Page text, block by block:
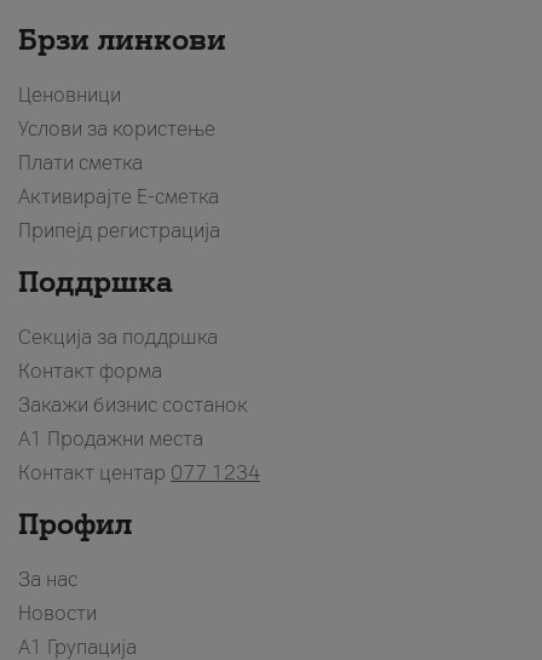
Брзи линкови
Ценовници
Услови за користење
Плати сметка
Активирајте Е-сметка
Припејд регистрација
Поддршка
Секција за поддршка
Контакт форма
Закажи бизнис состанок
A1 Продажни места
Контакт центар 077 1234
Профил
За нас
Новости
А1 Групација